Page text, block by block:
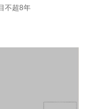
不超8年